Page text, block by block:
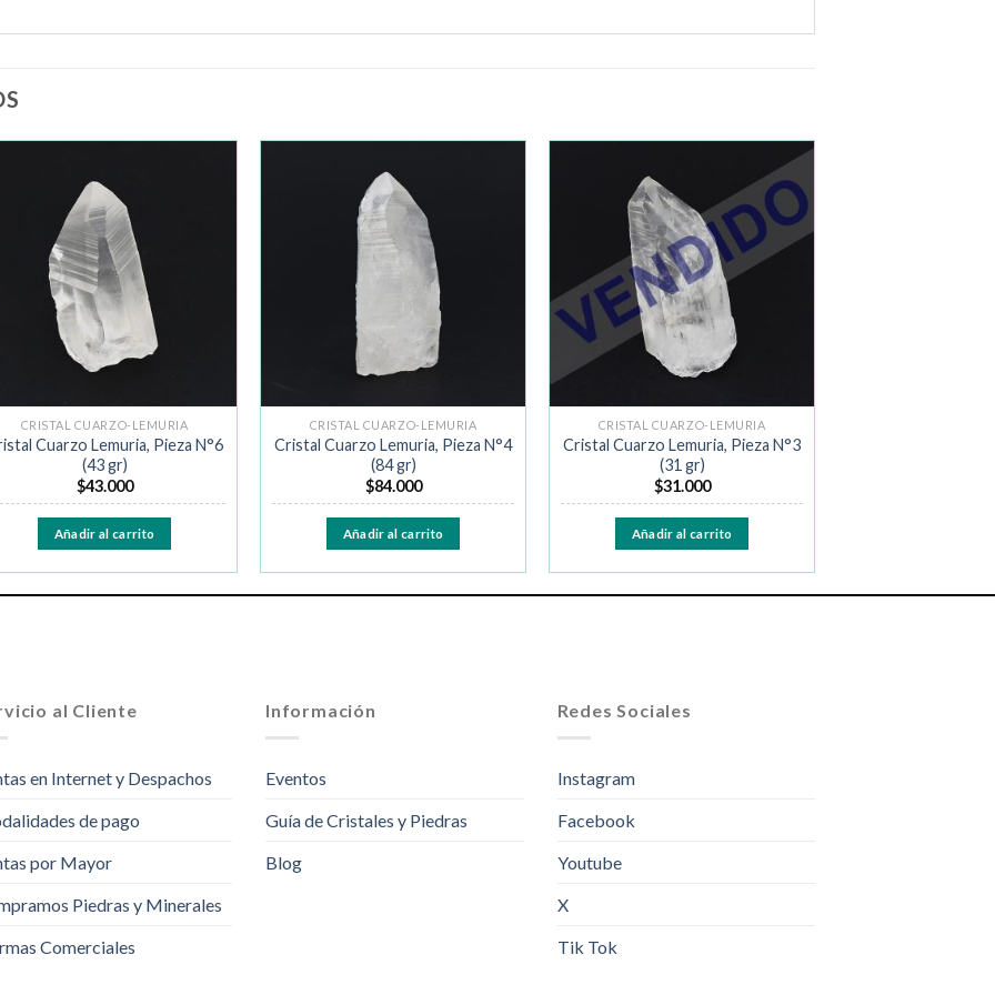
CRISTAL CUARZO-LEMURIA
Cuarzo Lemuria, Pieza N°6
(43 gr)
$43.000
Añadir al carrito
CRISTAL CUARZO-LEMURIA
Cristal Cuarzo Lemuria, Pieza N°4
(84 gr)
$84.000
Añadir al carrito
Añadir
a la
lista de
deseos
CRISTAL CUARZO-LEMURIA
Cristal Cuarzo Lemuria, Pieza N°3
(31 gr)
$31.000
Añadir al carrito
al Cliente
en Internet y Despachos
de pago
por Mayor
Piedras y Minerales
Comerciales
Información
Eventos
Guía de Cristales y Piedras
Blog
Redes Sociales
Instagram
Facebook
Youtube
X
Tik Tok